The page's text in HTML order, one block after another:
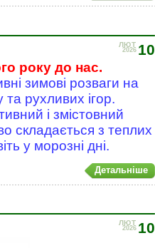
10
ЛЮТ
2026
року до нас.
зимові розваги на
та рухливих ігор.
і змістовний
складається з теплих
у морозні дні.
Детальніше
10
ЛЮТ
2026